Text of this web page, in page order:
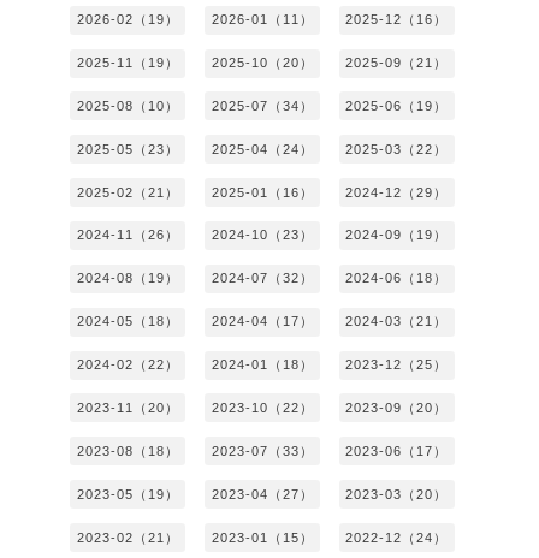
2026-02（19） 2026-01（11） 2025-12（16）
2025-11（19） 2025-10（20） 2025-09（21）
2025-08（10） 2025-07（34） 2025-06（19）
2025-05（23） 2025-04（24） 2025-03（22）
2025-02（21） 2025-01（16） 2024-12（29）
2024-11（26） 2024-10（23） 2024-09（19）
2024-08（19） 2024-07（32） 2024-06（18）
2024-05（18） 2024-04（17） 2024-03（21）
2024-02（22） 2024-01（18） 2023-12（25）
2023-11（20） 2023-10（22） 2023-09（20）
2023-08（18） 2023-07（33） 2023-06（17）
2023-05（19） 2023-04（27） 2023-03（20）
2023-02（21） 2023-01（15） 2022-12（24）